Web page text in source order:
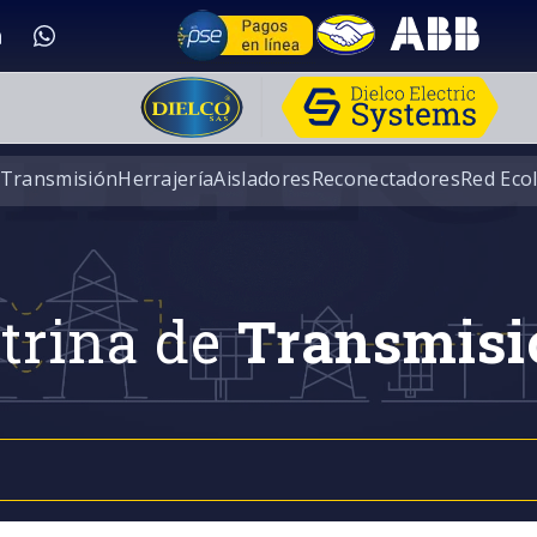
HerrajeríaAisladoresReconectadoresRed
de